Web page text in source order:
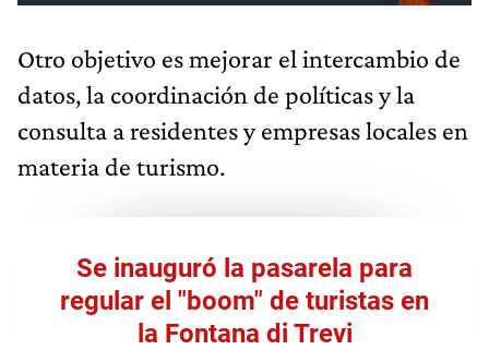
Otro objetivo es mejorar el intercambio de
datos, la coordinación de políticas y la
consulta a residentes y empresas locales en
materia de turismo.
Se inauguró la pasarela para
regular el "boom" de turistas en
la Fontana di Trevi